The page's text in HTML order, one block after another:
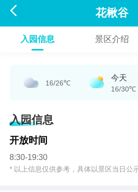
 花楸谷
入园信息 景区介绍
16/26℃
今天
16/30℃
入园信息
开放时间
8:30-19:30
* 以上信息仅供参考，具体以景区当日公